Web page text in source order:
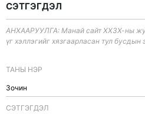
СЭТГЭГДЭЛ
АНХААРУУЛГА: Манай сайт ХХЗХ-ны
үг хэллэгийг хязгаарласан тул бусдын
ТАНЫ НЭР
CЭТГЭГДЭЛ